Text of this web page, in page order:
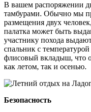
В вашем распоряжении
тамбурами. Обычно мы
размещения двух
палатка может быть
участнику похода
спальник с
флисовый вкладыш, что
как летом, так и осенью.
Безопасность